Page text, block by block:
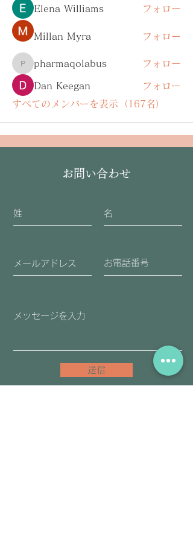
Elena Williams フォロー
Millan Myra フォロー
pharmaqolabus
pharmaqolabus フォロー
Dan Keegan
フォロー
すべてのメンバーを表示（167名）
お問い合わせ
送信